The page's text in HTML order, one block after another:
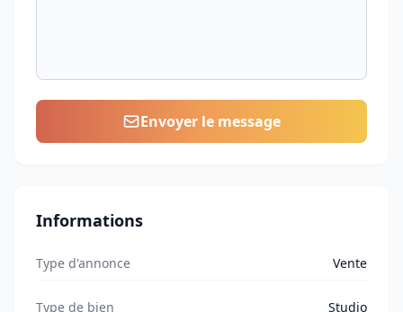
Envoyer le message
Informations
Type d'annonce Vente
Type de bien Studio